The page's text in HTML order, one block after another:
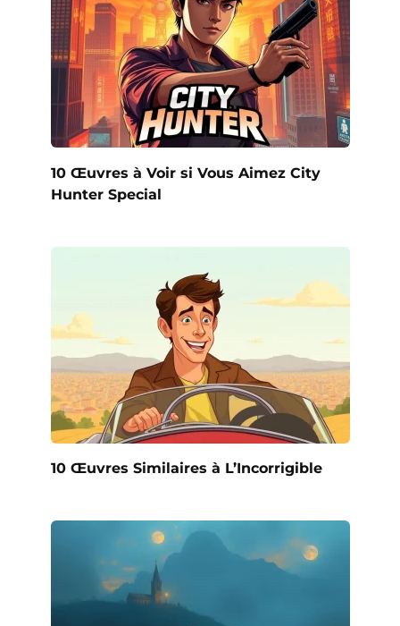
10 Œuvres à Voir si Vous Aimez City
Hunter Special
10 Œuvres Similaires à L’Incorrigible